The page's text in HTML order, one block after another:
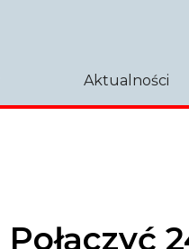
Aktualności
Połączyć